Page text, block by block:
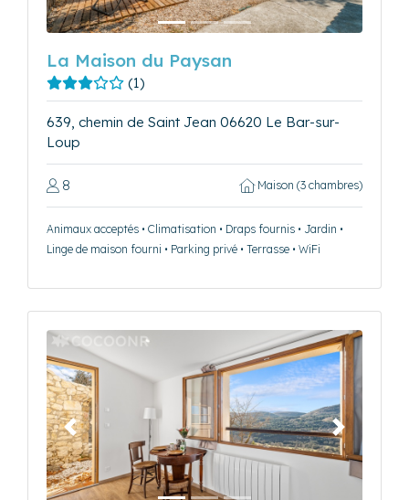
La Maison du Paysan
(1)
639, chemin de Saint Jean 06620 Le Bar-sur-
Loup
8 Maison (3 chambres)
Animaux acceptés • Climatisation • Draps fournis • Jardin •
Linge de maison fourni • Parking privé • Terrasse • WiFi
Précédent Suivant